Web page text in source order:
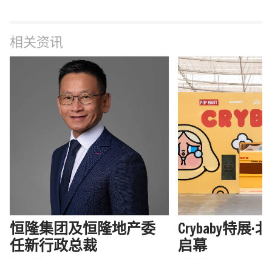
相关资讯
恒隆集团及恒隆地产委
任新行政总裁
Crybaby特展·
启幕